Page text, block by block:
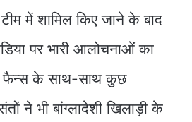
में शामिल किए जाने के बाद
पर भारी आलोचनाओं का
फैन्स के साथ-साथ कुछ
ने भी बांग्लादेशी खिलाड़ी के